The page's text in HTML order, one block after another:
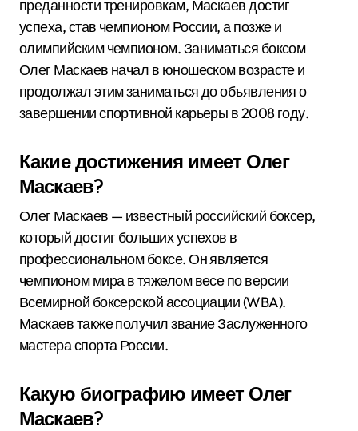
преданности тренировкам, Маскаев достиг
успеха, став чемпионом России, а позже и
олимпийским чемпионом. Заниматься боксом
Олег Маскаев начал в юношеском возрасте и
продолжал этим заниматься до объявления о
завершении спортивной карьеры в 2008 году.
Какие достижения имеет Олег
Маскаев?
Олег Маскаев — известный российский боксер,
который достиг больших успехов в
профессиональном боксе. Он является
чемпионом мира в тяжелом весе по версии
Всемирной боксерской ассоциации (WBA).
Маскаев также получил звание Заслуженного
мастера спорта России.
Какую биографию имеет Олег
Маскаев?